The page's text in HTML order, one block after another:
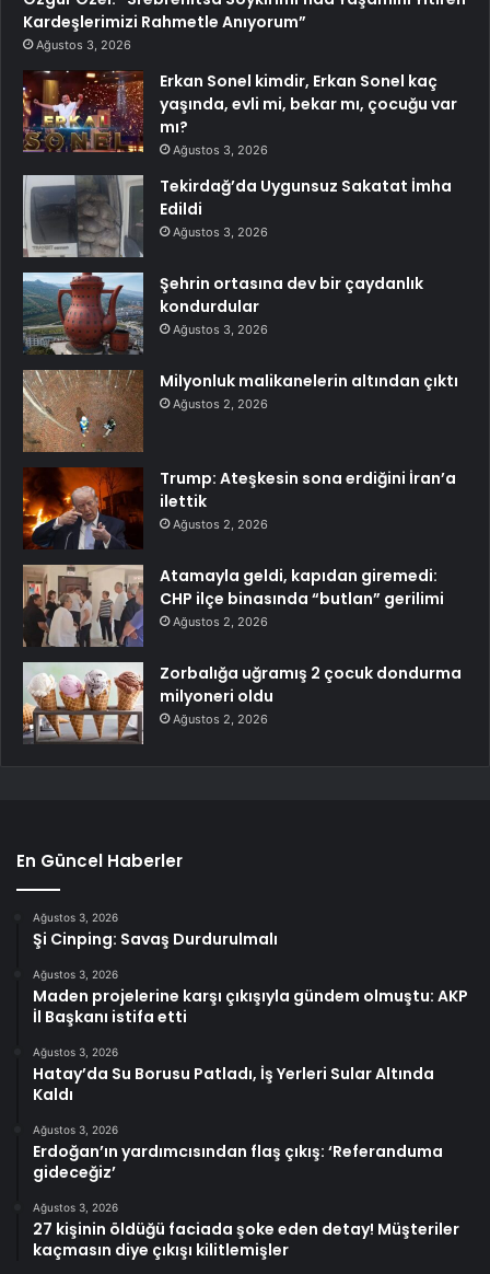
Kardeşlerimizi Rahmetle Anıyorum”
Ağustos 3, 2026
Erkan Sonel kimdir, Erkan Sonel kaç
yaşında, evli mi, bekar mı, çocuğu var
mı?
Ağustos 3, 2026
Tekirdağ’da Uygunsuz Sakatat İmha
Edildi
Ağustos 3, 2026
Şehrin ortasına dev bir çaydanlık
kondurdular
Ağustos 3, 2026
Milyonluk malikanelerin altından çıktı
Ağustos 2, 2026
Trump: Ateşkesin sona erdiğini İran’a
ilettik
Ağustos 2, 2026
Atamayla geldi, kapıdan giremedi:
CHP ilçe binasında “butlan” gerilimi
Ağustos 2, 2026
Zorbalığa uğramış 2 çocuk dondurma
milyoneri oldu
Ağustos 2, 2026
En Güncel Haberler
Ağustos 3, 2026
Şi Cinping: Savaş Durdurulmalı
Ağustos 3, 2026
Maden projelerine karşı çıkışıyla gündem olmuştu: AKP
İl Başkanı istifa etti
Ağustos 3, 2026
Hatay’da Su Borusu Patladı, İş Yerleri Sular Altında
Kaldı
Ağustos 3, 2026
Erdoğan’ın yardımcısından flaş çıkış: ‘Referanduma
gideceğiz’
Ağustos 3, 2026
27 kişinin öldüğü faciada şoke eden detay! Müşteriler
kaçmasın diye çıkışı kilitlemişler